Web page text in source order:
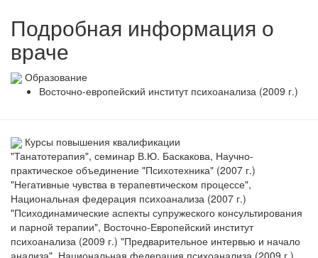
Подробная информация о
враче
Образование
Восточно-европейский институт психоанализа (2009 г.)
Курсы повышения квалификации
"Танатотерапия", семинар В.Ю. Баскакова, Научно-
практическое объединение "Психотехника" (2007 г.)
"Негативные чувства в терапевтическом процессе",
Национальная федерация психоанализа (2007 г.)
"Психодинамические аспекты супружеского консультирования
и парной терапии", Восточно-Европейский институт
психоанализа (2009 г.) "Предварительное интервью и начало